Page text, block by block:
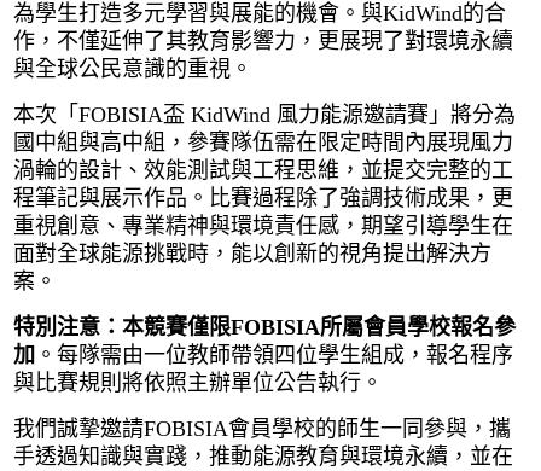
為學生打造多元學習與展能的機會。與KidWind的合
作，不僅延伸了其教育影響力，更展現了對環境永續
與全球公民意識的重視。
本次「FOBISIA盃 KidWind 風力能源邀請賽」將分為
國中組與高中組，參賽隊伍需在限定時間內展現風力
渦輪的設計、效能測試與工程思維，並提交完整的工
程筆記與展示作品。比賽過程除了強調技術成果，更
重視創意、專業精神與環境責任感，期望引導學生在
面對全球能源挑戰時，能以創新的視角提出解決方
案。
特別注意：本競賽僅限FOBISIA所屬會員學校報名參
加 。每隊需由一位教師帶領四位學生組成，報名程序
與比賽規則將依照主辦單位公告執行。
我們誠摯邀請FOBISIA會員學校的師生一同參與，攜
手透過知識與實踐，推動能源教育與環境永續，並在